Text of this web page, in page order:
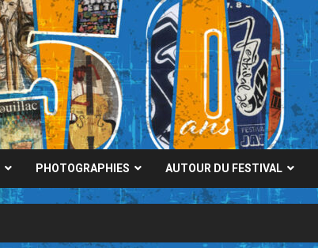
PHOTOGRAPHIES AUTOUR DU FESTIVAL